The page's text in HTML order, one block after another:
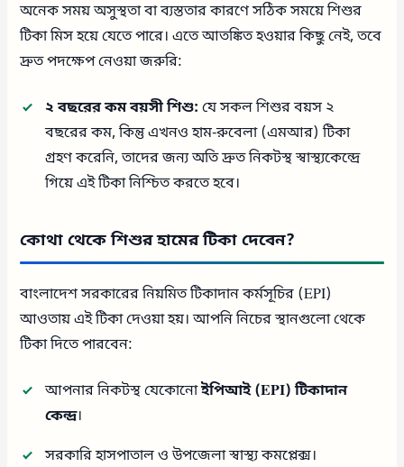
অনেক সময় অসুস্থতা বা ব্যস্ততার কারণে সঠিক সময়ে শিশুর
টিকা মিস হয়ে যেতে পারে। এতে আতঙ্কিত হওয়ার কিছু নেই, তবে
দ্রুত পদক্ষেপ নেওয়া জরুরি:
২ বছরের কম বয়সী শিশু: যে সকল শিশুর বয়স ২
বছরের কম, কিন্তু এখনও হাম-রুবেলা (এমআর) টিকা
গ্রহণ করেনি, তাদের জন্য অতি দ্রুত নিকটস্থ স্বাস্থ্যকেন্দ্রে
গিয়ে এই টিকা নিশ্চিত করতে হবে।
কোথা থেকে শিশুর হামের টিকা দেবেন?
বাংলাদেশ সরকারের নিয়মিত টিকাদান কর্মসূচির (EPI)
আওতায় এই টিকা দেওয়া হয়। আপনি নিচের স্থানগুলো থেকে
টিকা দিতে পারবেন:
আপনার নিকটস্থ যেকোনোইপিআই (EPI) টিকাদান
কেন্দ্র।
সরকারি হাসপাতাল ও উপজেলা স্বাস্থ্য কমপ্লেক্স।